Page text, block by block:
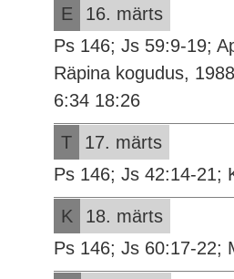
E
16. märts
Ps 146; Js 59:9-19;
Räpina kogudus, 1988
6:34 18:26
T
17. märts
Ps 146; Js 42:14-21;
K
18. märts
Ps 146; Js 60:17-22;